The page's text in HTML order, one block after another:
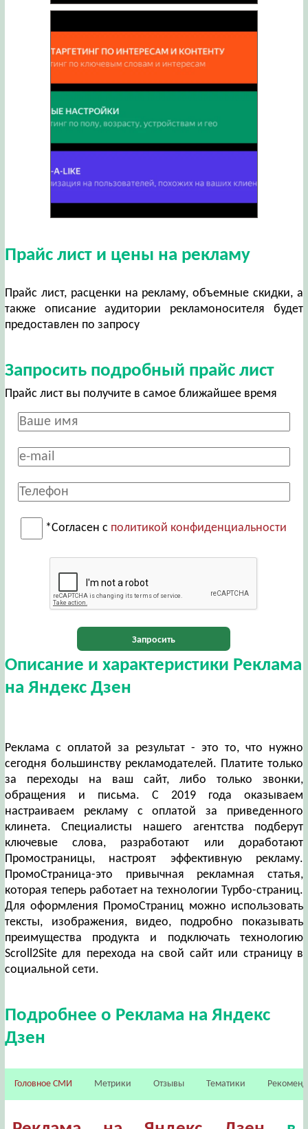
Прайс лист и цены на рекламу
Прайс лист, расценки на рекламу, объемные скидки, а
также описание аудитории рекламоносителя будет
предоставлен по запросу
Запросить подробный прайс лист
Прайс лист вы получите в самое ближайшее время
*Согласен с политикой конфиденциальности
Запросить
Описание и характеристики Реклама
на Яндекс Дзен
Реклама с оплатой за результат - это то, что нужно
сегодня большинству рекламодателей. Платите только
за переходы на ваш сайт, либо только звонки,
обращения и письма. С 2019 года оказываем
настраиваем рекламу с оплатой за приведенного
клинета. Специалисты нашего агентства подберут
ключевые слова, разработают или доработают
Промостраницы, настроят эффективную рекламу.
ПромоСтраница-это привычная рекламная статья,
которая теперь работает на технологии Турбо-страниц.
Для оформления ПромоСтраниц можно использовать
тексты, изображения, видео, подробно показывать
преимущества продукта и подключать технологию
Scroll2Site для перехода на свой сайт или страницу в
социальной сети.
Подробнее о Реклама на Яндекс
Дзен
Головное СМИ Метрики Отзывы Тематики